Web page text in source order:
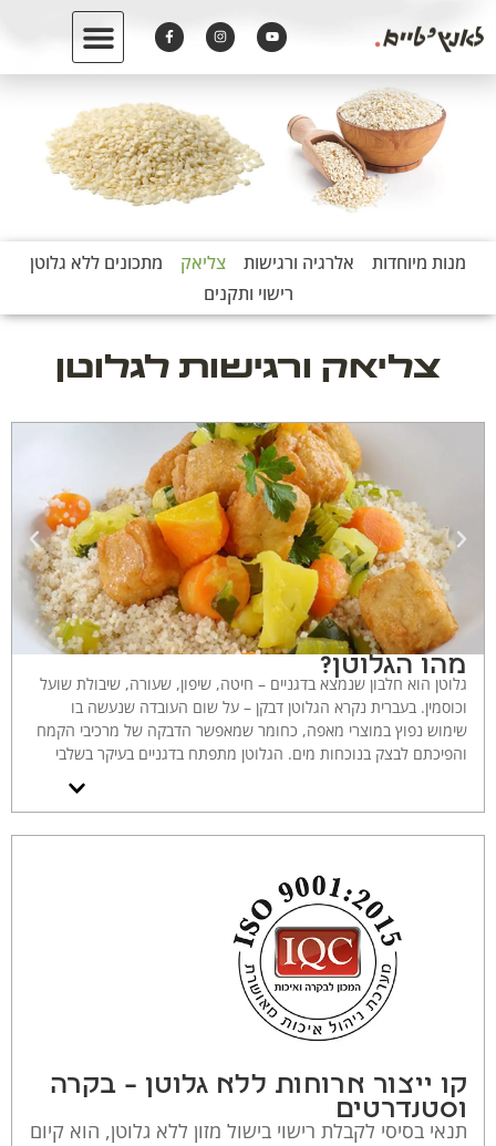
מנות מיוחדות אלרגיה ורגישות צליאק
מתכונים ללא גלוטן
רישוי ותקנים
צליאק ורגישות לגלוטן
מהו הגלוטן?
גלוטן הוא חלבון שנמצא בדגניים – חיטה, שיפון, שעורה, שיבולת שועל
וכוסמין. בעברית נקרא הגלוטן דבקן – על שום העובדה שנעשה בו
שימוש נפוץ במוצרי מאפה, כחומר שמאפשר הדבקה של מרכיבי הקמח
והפיכתם לבצק בנוכחות מים. הגלוטן מתפתח בדגניים בעיקר בשלבי
מחקרים רבים מצביעים על יתרונות שיש בחומר זה, בעיקר כפי שהוא
מופיע בדגנים מלאים. לדגנים האלה יתרונות תזונתיים כיוון שהם מכילים
בתזונה מאוזנת. חומרי החלבון המרכיבים את הגלוטן, תורמים גם הם
לאיזון התזונתי הזה.
עושה רושם כי חלק מ'שמו הרע' של הגלוטן נובע לא מהחומר עצמו,
אלא מחלק מהמוצרים בהם הוא מצוי. בעיקר מאפים מקמח לבן, עתירי
סוכר ושומן, כמו עוגות, בורקס ומוצרי בצק עלים אחרים.
לעומת תפיסה זו, יש אנשי מקצוע הטוענים כי לגלוטן עצמו חסרונות
יודגש שגישה זו אינה הגישה הרווחת. בכל מקרה, ברור כי אין לו מקום
בתפריט של צליאקים ובעלי אי סבילות.
קו ייצור ארוחות ללא גלוטן – בקרה
וסטנדרטים
תנאי בסיסי לקבלת רישוי בישול מזון ללא גלוטן, הוא קיום